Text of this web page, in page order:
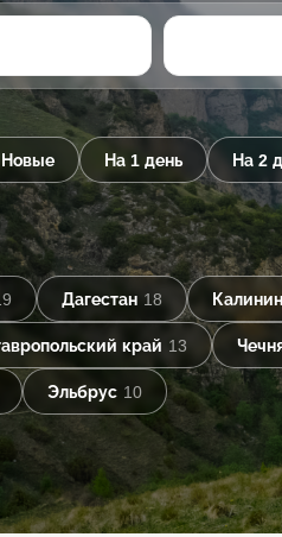
Новые На 1 день На 2
Дагестан 18
край 13
Эльбрус 10